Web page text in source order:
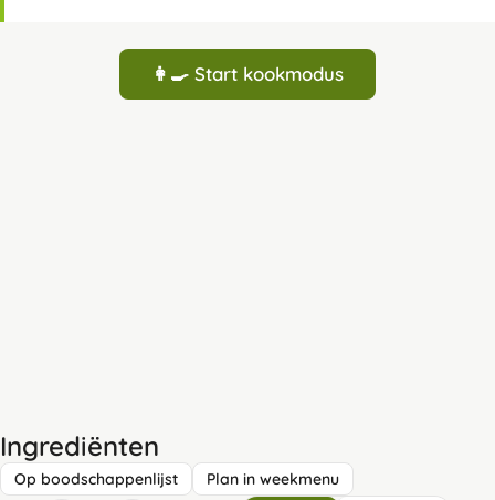
👩‍🍳 Start kookmodus
Ingrediënten
Op boodschappenlijst Plan in weekmenu